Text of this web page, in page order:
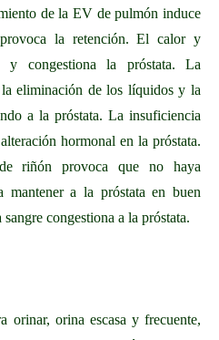
de la EV de pulmón induce
la retención. El calor y
y congestiona la próstata. La
eliminación de los líquidos y la
a la próstata. La insuficiencia
hormonal en la próstata.
riñón provoca que no haya
mantener a la próstata en buen
congestiona a la próstata.
orinar, orina escasa y frecuente,